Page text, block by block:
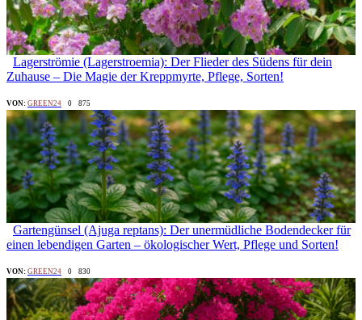
Lagerströmie (Lagerstroemia): Der Flieder des Südens für dein
Zuhause – Die Magie der Kreppmyrte, Pflege, Sorten!
VON: GREEN24 0 875
Gartengünsel (Ajuga reptans): Der unermüdliche Bodendecker für
einen lebendigen Garten – ökologischer Wert, Pflege und Sorten!
VON: GREEN24 0 830